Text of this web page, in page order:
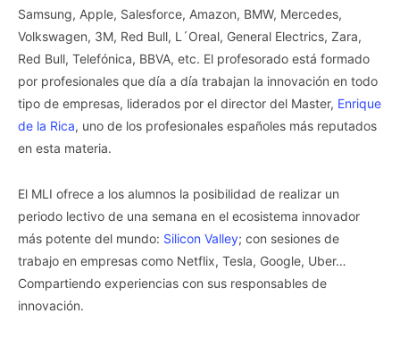
Samsung, Apple, Salesforce, Amazon, BMW, Mercedes,
Volkswagen, 3M, Red Bull, L´Oreal, General Electrics, Zara,
Red Bull, Telefónica, BBVA, etc. El profesorado está formado
por profesionales que día a día trabajan la innovación en todo
tipo de empresas, liderados por el director del Master, Enrique
de la Rica, uno de los profesionales españoles más reputados
en esta materia.
El MLI ofrece a los alumnos la posibilidad de realizar un
periodo lectivo de una semana en el ecosistema innovador
más potente del mundo: Silicon Valley; con sesiones de
trabajo en empresas como Netflix, Tesla, Google, Uber…
Compartiendo experiencias con sus responsables de
innovación.